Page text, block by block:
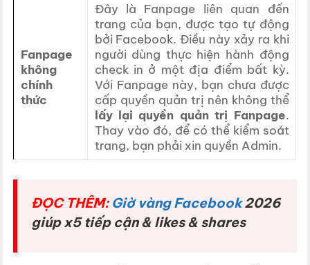
Fanpage
không
chính
thức
Đây là Fanpage liên quan đến
trang của bạn, được tạo tự động
bởi Facebook. Điều này xảy ra khi
người dùng thực hiện hành động
check in ở một địa điểm bất kỳ.
Với Fanpage này, bạn chưa được
cấp quyền quản trị nên không thể
lấy lại quyền quản trị Fanpage.
Thay vào đó, để có thể kiểm soát
trang, bạn phải xin quyền Admin.
ĐỌC THÊM: Giờ vàng Facebook2026
giúp x5 tiếp cận & likes & shares